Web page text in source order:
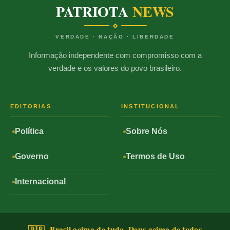
PATRIOTANEWS
VERDADE · NAÇÃO · LIBERDADE
Informação independente com compromisso com a
verdade e os valores do povo brasileiro.
EDITORIAS
Política
Governo
Internacional
INSTITUCIONAL
Sobre Nós
Termos de Uso